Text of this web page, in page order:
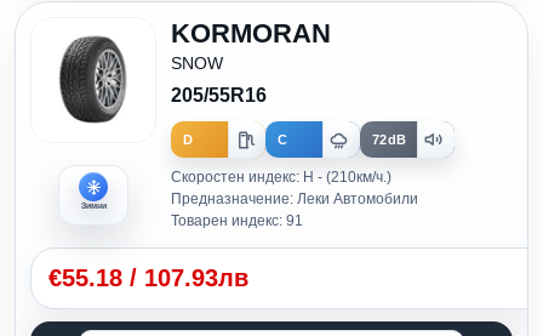
Зимни
KORMORAN
SNOW
205/55R16
D C 72dB
Скоростен индекс: H - (210км/ч.)
Предназначение: Леки Автомобили
Товарен индекс: 91
€55.18 / 107.93лв